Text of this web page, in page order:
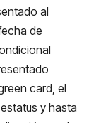
al
de
card, el
y hasta